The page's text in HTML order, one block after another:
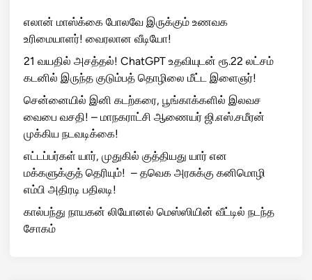
எலான் மாஸ்க்கை போலவே இருக்கும் உணவக
உரிமையாளர்! வைரலான வீடியோ!
21 வயதில் அசத்தல்! ChatGPT உதவியுடன் ரூ.22 லட்சம்
கடனில் இருந்த குடும்பத் தொழிலை மீட்ட இளைஞர்!
சென்னையில் இனி கடற்கரை, பூங்காக்களில் இலவச
வைபை வசதி! – மாநகராட்சி ஆணையர் ஜி.எஸ்.சமீரன்
முக்கிய நடவடிக்கை!
எட்டப்பர்கள் யார், முதுகில் குத்தியது யார் என
மக்களுக்குத் தெரியும்! – தவெக அரசுக்கு கனிமொழி
எம்பி அதிரடி பதிலடி!
கால்பந்து நாயகன் லியோனல் மெஸ்ஸியின் வீட்டில் நடந்த
சோகம்